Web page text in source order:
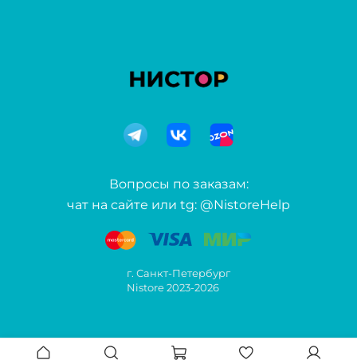
Вопросы по заказам:
чат на сайте или tg: @NistoreHelp
г. Санкт-Петербург
Nistore 2023-2026